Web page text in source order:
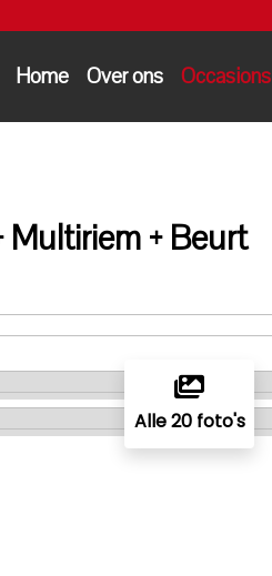
Home Over ons Occasions
+ Beurt
Alle 20 foto's